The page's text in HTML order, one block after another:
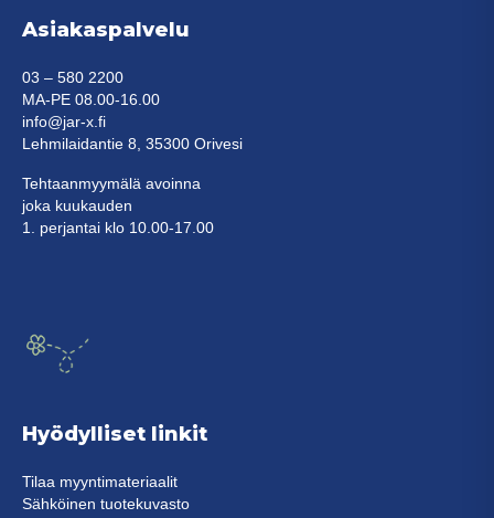
Asiakaspalvelu
03 – 580 2200
MA-PE 08.00-16.00
info@jar-x.fi
Lehmilaidantie 8, 35300 Orivesi
Tehtaanmyymälä avoinna
joka kuukauden
1. perjantai klo 10.00-17.00
Hyödylliset linkit
Tilaa myyntimateriaalit
Sähköinen tuotekuvasto